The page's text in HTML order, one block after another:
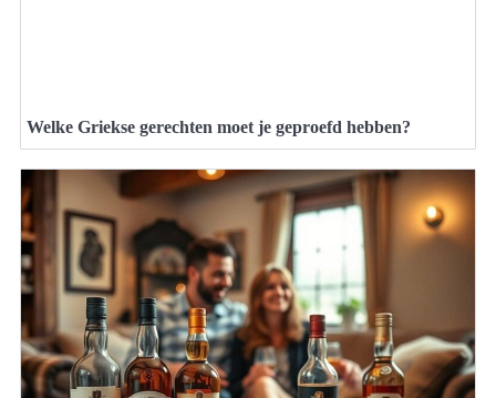
Welke Griekse gerechten moet je geproefd hebben?